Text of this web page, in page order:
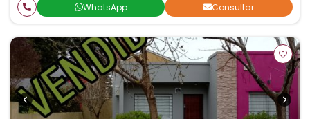
WhatsApp Consultar